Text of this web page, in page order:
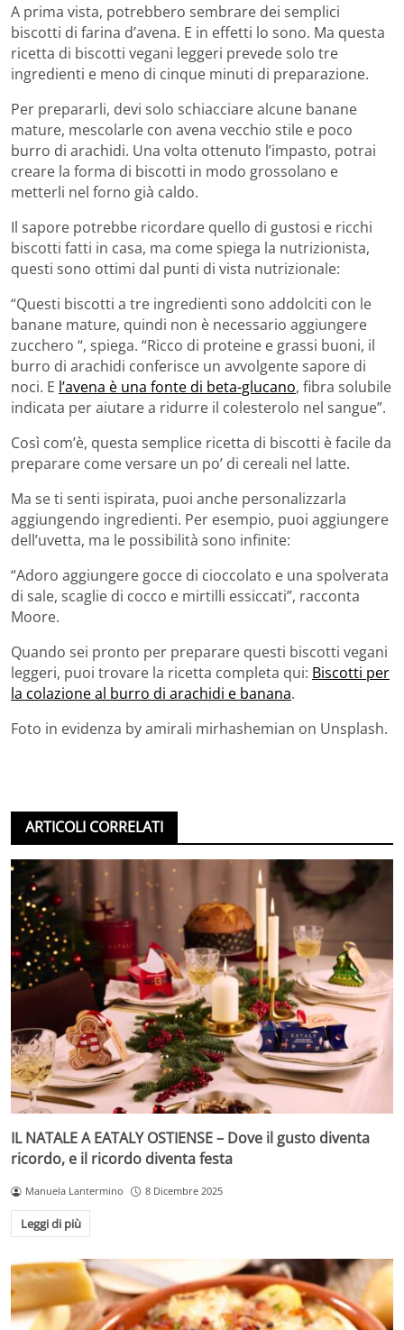
A prima vista, potrebbero sembrare dei semplici
biscotti di farina d’avena. E in effetti lo sono. Ma questa
ricetta di biscotti vegani leggeri prevede solo tre
ingredienti e meno di cinque minuti di preparazione.
Per prepararli, devi solo schiacciare alcune banane
mature, mescolarle con avena vecchio stile e poco
burro di arachidi. Una volta ottenuto l’impasto, potrai
creare la forma di biscotti in modo grossolano e
metterli nel forno già caldo.
Il sapore potrebbe ricordare quello di gustosi e ricchi
biscotti fatti in casa, ma come spiega la nutrizionista,
questi sono ottimi dal punti di vista nutrizionale:
“Questi biscotti a tre ingredienti sono addolciti con le
banane mature, quindi non è necessario aggiungere
zucchero “, spiega. “Ricco di proteine ​​e grassi buoni, il
burro di arachidi conferisce un avvolgente sapore di
noci. E l’avena è una fonte di beta-glucano, fibra solubile
indicata per aiutare a ridurre il colesterolo nel sangue”.
Così com’è, questa semplice ricetta di biscotti è facile da
preparare come versare un po’ di cereali nel latte.
Ma se ti senti ispirata, puoi anche personalizzarla
aggiungendo ingredienti. Per esempio, puoi aggiungere
dell’uvetta, ma le possibilità sono infinite:
“Adoro aggiungere gocce di cioccolato e una spolverata
di sale, scaglie di cocco e mirtilli essiccati”, racconta
Moore.
Quando sei pronto per preparare questi biscotti vegani
leggeri, puoi trovare la ricetta completa qui: Biscotti per
la colazione al burro di arachidi e banana.
Foto in evidenza by amirali mirhashemian on Unsplash.
ARTICOLI CORRELATI
IL NATALE A EATALY OSTIENSE – Dove il gusto diventa
ricordo, e il ricordo diventa festa
Manuela Lantermino 8 Dicembre 2025
Leggi di più